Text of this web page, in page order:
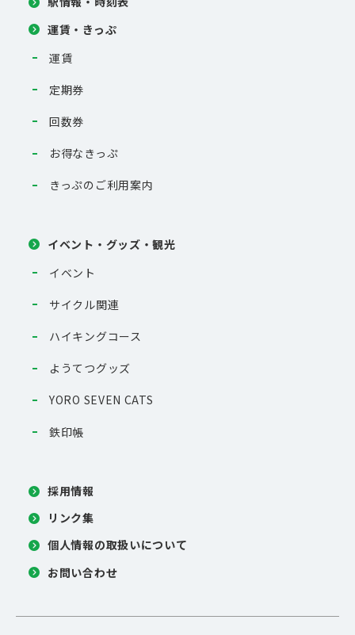
運賃・きっぷ
運賃
定期券
回数券
お得なきっぷ
きっぷのご利用案内
イベント・グッズ・観光
イベント
サイクル関連
ハイキングコース
ようてつグッズ
YORO SEVEN CATS
鉄印帳
採用情報
リンク集
個人情報の取扱いについて
お問い合わせ